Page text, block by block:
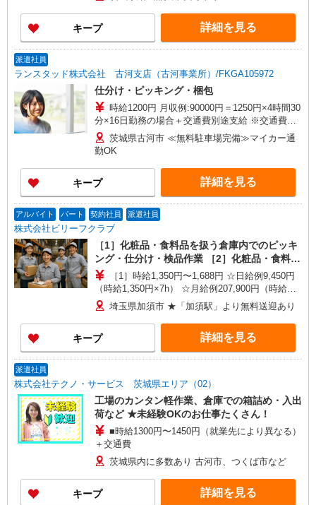
キープ 詳細を見る
派遣社員
ランスタッド株式会社 古河支店（古河事業所）/FKGA105972
仕分け・ピッキング・梱包
時給1200円 月収例:90000円＝1250円×4時間30
分×16日勤務の場合＋交通費別途支給 ※交通費実
費支給／当社規定あり。
茨城県古河市 ≪無料駐車場完備≫マイカー通
勤OK
キープ 詳細を見る
アルバイト パート 契約社員 派遣社員
株式会社ビリーフクラブ
［1］化粧品・食料品を扱う倉庫内でのピッキ
ング・仕分け・検品作業 ［2］化粧品・食料品
を扱う倉庫内でのフォークリフト作業
［1］時給1,350円〜1,688円 ☆日給例9,450円
（時給1,350円×7h） ☆月給例207,900円（時給
1,350円×7h×22日） ［2］特別時給2,000円（入社
から翌月末迄） 時給1,550円〜1,938円（通常時
給） ☆日給例10,850円（時給1,550円×7h） ☆月
給例238,700円（時給1,550円×7h×22日） ※経
験・能力等による
埼玉県加須市 ★「加須駅」より無料送迎あり
キープ 詳細を見る
派遣社員
株式会社テクノ・サービス 茨城県エリア（02）
工場のカンタン軽作業、倉庫での箱詰め・入出
荷など ★未経験OKのお仕事たくさん！
■時給1300円〜1450円（就業先により異なる）
＋交通費
茨城県内に多数あり 古河市、つくば市など
キープ 詳細を見る